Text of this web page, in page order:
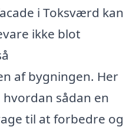
i Toksværd kan
ikke blot
af bygningen. Her
sådan en
til at forbedre og